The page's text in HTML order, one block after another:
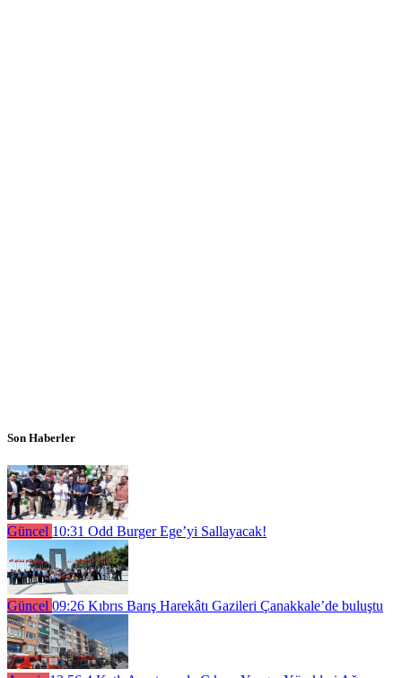
Son Haberler
Güncel 10:31 Odd Burger Ege’yi Sallayacak!
Güncel 09:26 Kıbrıs Barış Harekâtı Gazileri Çanakkale’de buluştu